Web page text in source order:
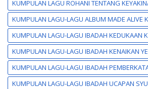
KUMPULAN LAGU ROHANI TENTANG
KUMPULAN LAGU-LAGU ALBUM MADE ALIVE
KUMPULAN LAGU-LAGU IBADAH KEDUKAAN
KUMPULAN LAGU-LAGU IBADAH KENAIKAN
KUMPULAN LAGU-LAGU IBADAH
KUMPULAN LAGU-LAGU IBADAH UCAPAN